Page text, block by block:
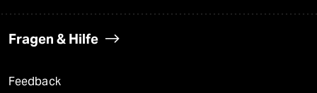
Fragen & Hilfe
Feedback